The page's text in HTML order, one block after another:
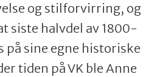
og stilforvirring, og
siste halvdel av 1800-
sine egne historiske
tiden på VK ble Anne